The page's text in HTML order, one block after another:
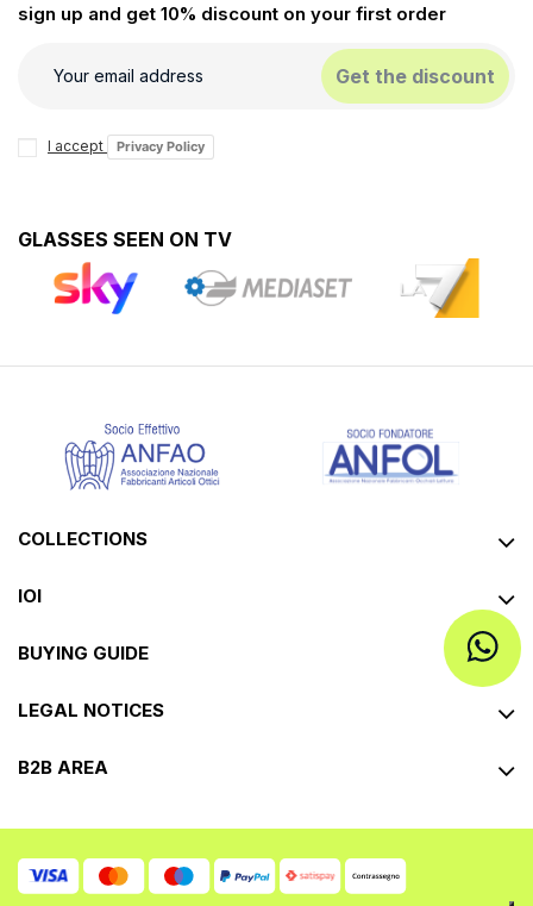
sign up and get 10% discount on your first order
Get the discount
I accept Privacy Policy
GLASSES SEEN ON TV
COLLECTIONS
IOI
BUYING GUIDE
LEGAL NOTICES
B2B AREA